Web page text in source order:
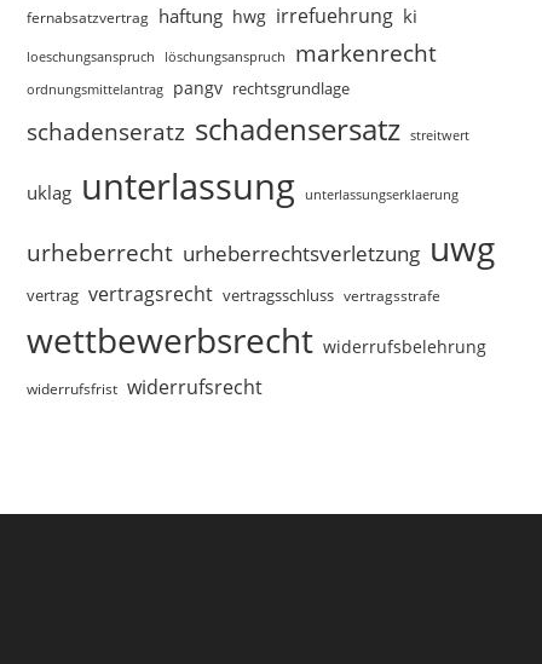
fernabsatzvertrag haftung hwg irrefuehrung ki
loeschungsanspruch löschungsanspruch markenrecht
ordnungsmittelantrag pangv rechtsgrundlage
schadenseratz schadensersatz streitwert
uklag unterlassung unterlassungserklaerung
urheberrecht urheberrechtsverletzung uwg
vertrag vertragsrecht vertragsschluss vertragsstrafe
wettbewerbsrecht widerrufsbelehrung
widerrufsfrist widerrufsrecht